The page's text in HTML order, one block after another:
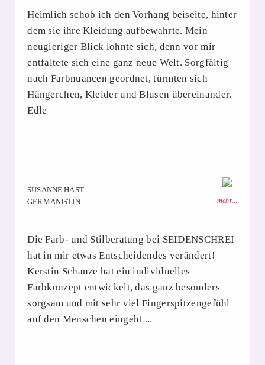
Heimlich schob ich den Vorhang beiseite, hinter
dem sie ihre Kleidung aufbewahrte. Mein
neugieriger Blick lohnte sich, denn vor mir
entfaltete sich eine ganz neue Welt. Sorgfältig
nach Farbnuancen geordnet, türmten sich
Hängerchen, Kleider und Blusen übereinander.
Edle
SUSANNE HAST
GERMANISTIN
mehr...
Die Farb- und Stilberatung bei SEIDENSCHREI
hat in mir etwas Entscheidendes verändert!
Kerstin Schanze hat ein individuelles
Farbkonzept entwickelt, das ganz besonders
sorgsam und mit sehr viel Fingerspitzengefühl
auf den Menschen eingeht ...